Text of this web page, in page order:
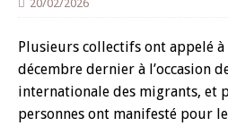
20/02/2026
Plusieurs collectifs ont appelé à
décembre dernier à l’occasion
internationale des migrants, et
personnes ont manifesté pour